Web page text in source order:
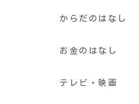
からだのはなし
お金のはなし
テレビ・映画